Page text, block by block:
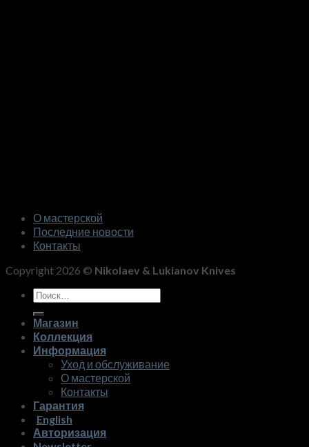
О мастерской
Последние новости
Контакты
Copyright 2026 © Nikolaev & Lukianov Knives
Искать:
Магазин
Коллекция
Информация
Уход и обслуживание
О мастерской
Контакты
Гарантия
English
Авторизация